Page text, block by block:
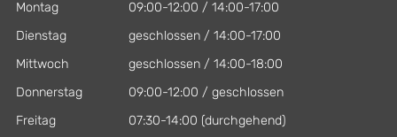
Montag
09:00-12:00 / 14:00-17:00
Dienstag
geschlossen / 14:00-17:00
Mittwoch
geschlossen / 14:00-18:00
Donnerstag
09:00-12:00 / geschlossen
Freitag
07:30-14:00 (durchgehend)